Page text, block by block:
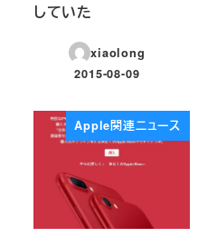
していた
xiaolong
投稿日
2015-08-09
Apple関連ニュース